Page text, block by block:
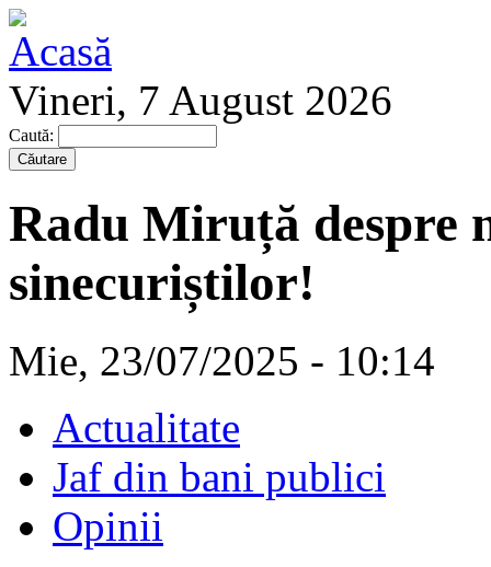
Vineri, 7 August 2026
Caută:
Radu Miruță despre
sinecuriștilor!
Mie, 23/07/2025 - 10:14
Actualitate
Jaf din bani publici
Opinii